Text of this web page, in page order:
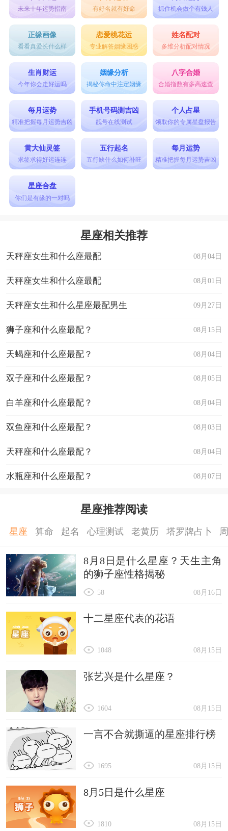
未来十年运势指南 有好名就有好命 抓住机会做个有钱人
正缘画像
看看真爱长什么样
恋爱桃花运
专业解答姻缘困惑
姓名配对
多维分析配对情况
生肖财运
今年你会走好运吗
姻缘分析
揭秘你命中注定姻缘
八字合婚
合婚指数有多高速查
每月运势
精准把握每月运势吉凶
手机号码测吉凶
靓号在线测试
个人占星
领取你的专属星盘报告
黄大仙灵签
求签求得好运连连
五行起名
五行缺什么如何补旺
每月运势
精准把握每月运势吉凶
星座合盘
你们是有缘的一对吗
星座相关推荐
08月04日
天秤座女生和什么座最配
08月01日
天秤座女生和什么座最配
09月27日
天秤座女生和什么星座最配男生
08月15日
狮子座和什么座最配？
08月04日
天蝎座和什么座最配？
08月05日
双子座和什么座最配？
08月04日
白羊座和什么座最配？
08月03日
双鱼座和什么座最配？
08月04日
天秤座和什么座最配？
08月07日
水瓶座和什么座最配？
星座推荐阅读
星座 算命 起名 心理测试 老黄历 塔罗牌占卜
8月8日是什么星座？天生主角
的狮子座性格揭秘
08月16日
58
十二星座代表的花语
08月15日
1048
张艺兴是什么星座？
08月15日
1604
一言不合就撕逼的星座排行榜
08月15日
1695
8月5日是什么星座
08月15日
1810